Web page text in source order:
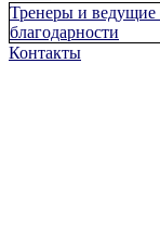
Тренеры и ведущие
благодарности
Контакты